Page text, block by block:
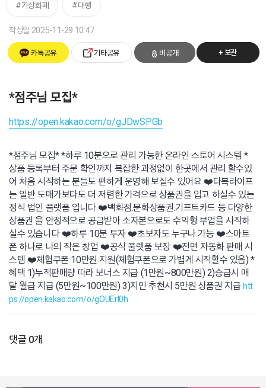
가상화폐 대행
작성일 2025-11-29 10:47
카톡공유 기타공유 비공개 + 보관
*점주님 모집*
https://open.kakao.com/o/gJDwSPGb
*점주님 모집* *하루 10분으로 관리 가능한 온라인 스토어 시스템 *
상품 등록부터 주문 확인까지 복잡한 과정없이 한곳에서 관리 할수있
어 처음 시작하는 분들도 편하게 운영해 보실수 있어요 ❤️다복라이프
는 일반 도매가보다도 더 저렴한 가격으로 상품권을 입고 하실수 있는
정식 법인 플랫폼 입니다 ❤️백화점.문화상품권.기프트카드 등 다양한
상품권 을 안정적으로 공급받아 소자본으로도 수익형 부업을 시작하
실수 있습니다 ❤️하루 10분 투자 ❤️초보자도 누구나 가능 ❤️스마트
폰 하나로 나의 작은 창업 ❤️공식 풀렛품 보장 ❤️전면 자동화 판매 시
스템 ❤️체험쿠폰 10만원 지원(체험쿠폰으로 가볍게 시작할수 있음) *
혜택 1)누적판매량 따라 보너스 지급 (1만원~800만원) 2)승급시 매
달 월급 지급 (5만원~100만원) 3)지인 추천시 5만원 상품권 지급htt
ps://open.kakao.com/o/gOUErl0h
댓글 0개